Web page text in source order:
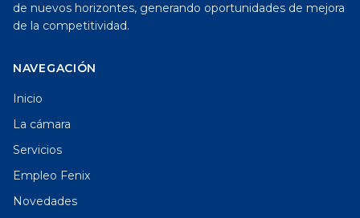
de nuevos horizontes, generando oportunidades de mejora
de la competitividad.
NAVEGACIÓN
Inicio
La cámara
Servicios
Empleo Fenix
Novedades